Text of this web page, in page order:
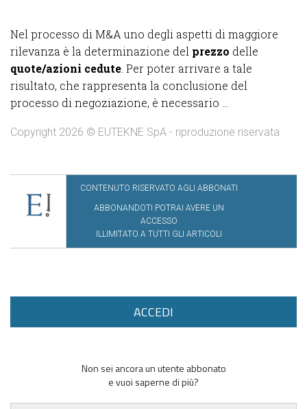
Nel processo di M&A uno degli aspetti di maggiore
rilevanza è la determinazione del prezzo delle
quote/azioni cedute . Per poter arrivare a tale
risultato, che rappresenta la conclusione del
processo di negoziazione, è necessario ...
Copyright 2026 © EUTEKNE SpA - riproduzione riservata
CONTENUTO RISERVATO AGLI ABBONATI
ABBONANDOTI POTRAI AVERE UN
ACCESSO
ILLIMITATO A TUTTI GLI ARTICOLI
ACCEDI
Non sei ancora un utente abbonato
e vuoi saperne di più?